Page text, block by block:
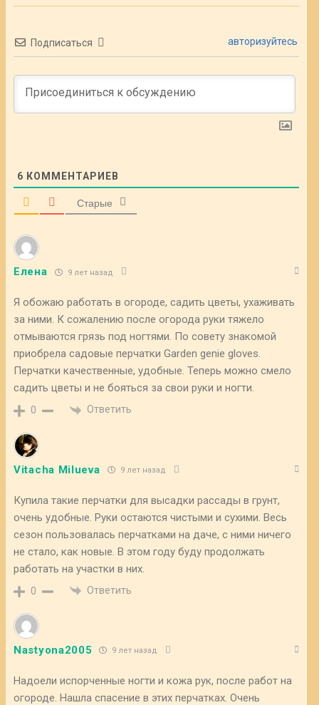
Подписаться авторизуйтесь
6 КОММЕНТАРИЕВ
Старые
Елена 9 лет назад
Я обожаю работать в огороде, садить цветы, ухаживать
за ними. К сожалению после огорода руки тяжело
отмываются грязь под ногтями. По совету знакомой
приобрела садовые перчатки Garden genie gloves.
Перчатки качественные, удобные. Теперь можно смело
садить цветы и не бояться за свои руки и ногти.
0 Ответить
Vitacha Milueva 9 лет назад
Купила такие перчатки для высадки рассады в грунт,
очень удобные. Руки остаются чистыми и сухими. Весь
сезон пользовалась перчатками на даче, с ними ничего
не стало, как новые. В этом году буду продолжать
работать на участки в них.
0 Ответить
Nastyona2005 9 лет назад
Надоели испорченные ногти и кожа рук, после работ на
огороде. Нашла спасение в этих перчатках. Очень